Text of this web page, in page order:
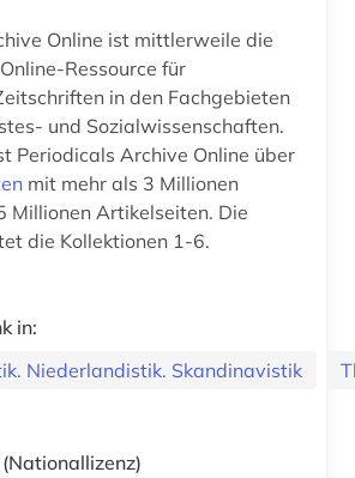
Online ist mittlerweile die
Ressource für
in den Fachgebieten
und Sozialwissenschaften.
Periodicals Archive Online über
Millionen Artikelseiten. Die
die Kollektionen 1-6.
in:
Niederlandistik. Skandinavistik
(Nationallizenz)